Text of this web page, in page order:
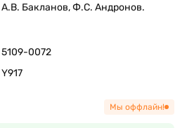
А.В. Бакланов, Ф.С. Андронов.
5109-0072
Y917
Мы оффлайн!